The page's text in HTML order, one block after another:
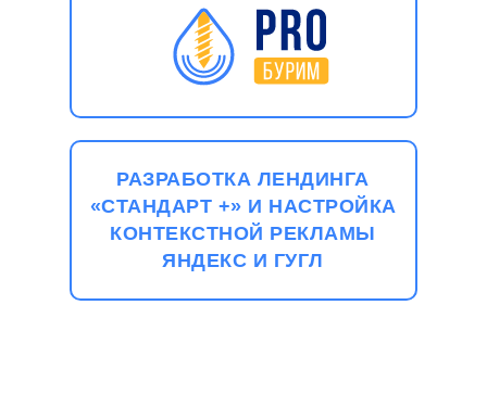
РАЗРАБОТКА ЛЕНДИНГА
«СТАНДАРТ +» И НАСТРОЙКА
КОНТЕКСТНОЙ РЕКЛАМЫ
ЯНДЕКС И ГУГЛ